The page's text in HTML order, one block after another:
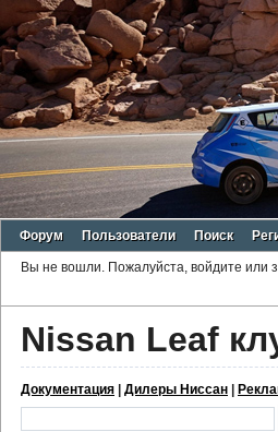
Форум Пользователи Поиск
Вы не вошли. Пожалуйста, войдите или
Nissan Leaf
Документация | Дилеры Ниссан |